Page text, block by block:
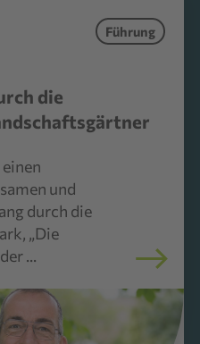
Führung
die
und
durch die
„Die
...